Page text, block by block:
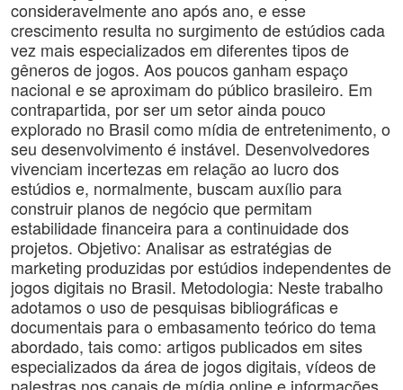
consideravelmente ano após ano, e esse
crescimento resulta no surgimento de estúdios cada
vez mais especializados em diferentes tipos de
gêneros de jogos. Aos poucos ganham espaço
nacional e se aproximam do público brasileiro. Em
contrapartida, por ser um setor ainda pouco
explorado no Brasil como mídia de entretenimento, o
seu desenvolvimento é instável. Desenvolvedores
vivenciam incertezas em relação ao lucro dos
estúdios e, normalmente, buscam auxílio para
construir planos de negócio que permitam
estabilidade financeira para a continuidade dos
projetos. Objetivo: Analisar as estratégias de
marketing produzidas por estúdios independentes de
jogos digitais no Brasil. Metodologia: Neste trabalho
adotamos o uso de pesquisas bibliográficas e
documentais para o embasamento teórico do tema
abordado, tais como: artigos publicados em sites
especializados da área de jogos digitais, vídeos de